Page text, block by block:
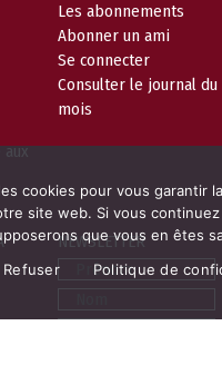
aux
Les abonnements
Abonner un ami
Se connecter
Consulter le journal du
mois
NEWSLETTER
Prénom
Nom
Email
cookies pour vous garantir
site web. Si vous
que vous en êtes
Refuser Politique de